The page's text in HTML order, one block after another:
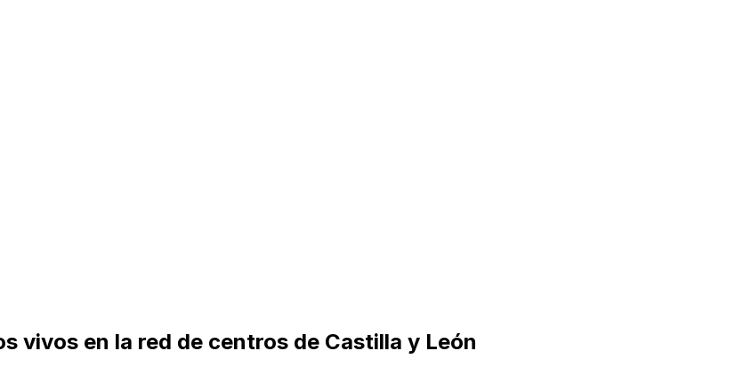
vivos en la red de centros de Castilla y León